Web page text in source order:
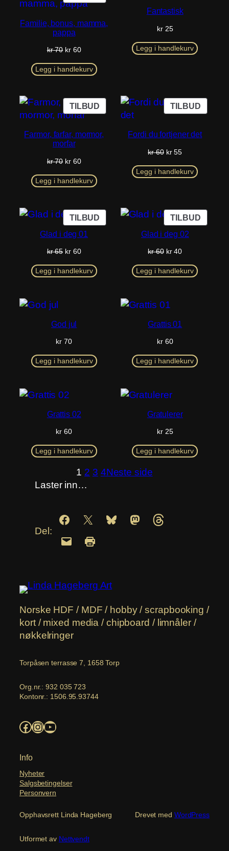
PÅ
Familie, bonus, mamma,
pappa
kr70 Opprinnelig
var:
kr 70.
kr60Nåværende
er:
kr 60.
Legg i handlekurv
Fantastisk
kr25
Legg i handlekurv
TILBUD PRODUKT
PÅ
Farmor, farfar, mormor,
morfar
kr70 Opprinnelig
var:
kr 70.
kr60Nåværende
er:
kr 60.
Legg i handlekurv
TILBUD
PÅ
Fordi du fortjener det
kr60 Opprinnelig
var:
kr 60.
kr55Nåværende
er:
kr 55.
Legg i handlekurv
TILBUD PRODUKT
PÅ
Glad i deg 01
kr65 Opprinnelig
var:
kr 65.
kr60Nåværende
er:
kr 60.
Legg i handlekurv
TILBUD
PÅ
Glad i deg 02
kr60 Opprinnelig
var:
kr 60.
kr40Nåværende
er:
kr 40.
Legg i handlekurv
God jul
kr 70
Legg i handlekurv
Grattis 01
kr60
Legg i handlekurv
Grattis 02
kr 60
Legg i handlekurv
Gratulerer
kr25
Legg i handlekurv
1 2 3 4Neste side
Laster inn…
Del:
Norske HDF / MDF / hobby / scrapbooking /
kort / mixed media / chipboard / limnåler /
nøkkelringer
Torpåsen terrasse 7, 1658 Torp
Org.nr.: 932 035 723
Kontonr.: 1506.95.93744
Facebook
Instagram
YouTube
Info
Nyheter
Salgsbetingelser
Personvern
Opphavsrett Linda Hageberg Drevet med WordPress
Utformet av Nettvendt